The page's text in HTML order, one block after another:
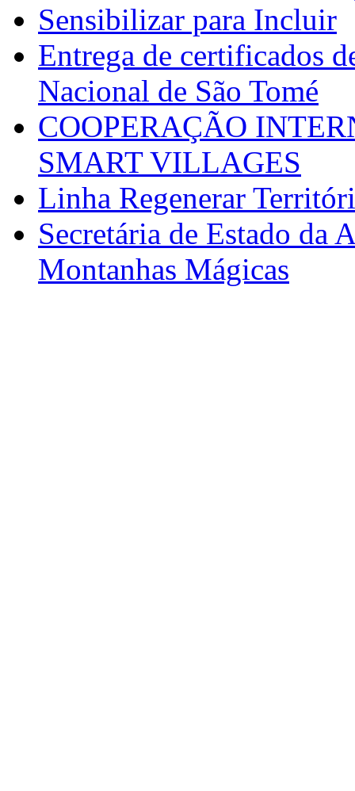
Sensibilizar para Incluir
Entrega de certificados
Nacional de São Tomé
COOPERAÇÃO
SMART VILLAGES
Linha Regenerar
Secretária de Estado da
Montanhas Mágicas